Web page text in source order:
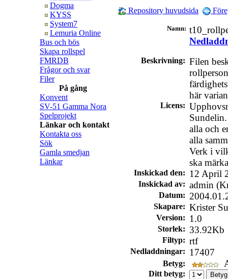
Dogma
KYSS
System7
Lemuria Online
Bus och bös
Skapa rollspel
FMRDB
Frågor och svar
Filer
På gång
Konvent
SV-51 Gamma Nora
Spelprojekt
Länkar och kontakt
Kontakta oss
Sök
Gamla smedjan
Länkar
Repository huvudsida
Namn:
Beskrivning: Filen
här
Licens:
alla och
alla
Verk i
ska
Inskickad den: 12 April
Inskickad av: admin
Datum:
Skapare: Krister
Version: 1.0
Storlek: 33.92Kb
Filtyp: rtf
Nedladdningar: 17407
Betyg:
Ditt betyg: